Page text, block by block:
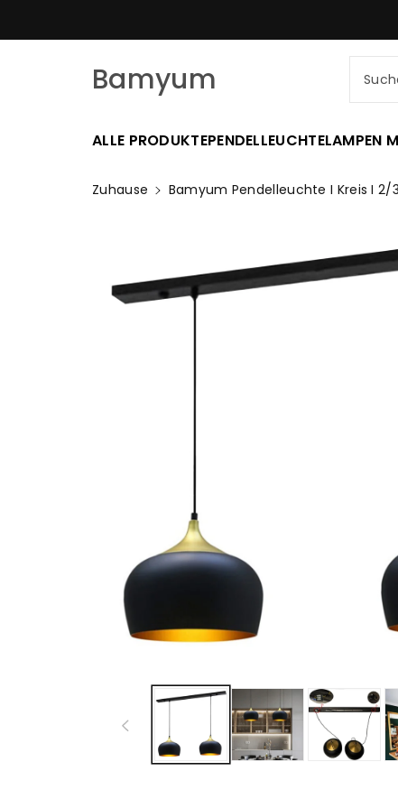
Bamyum
ALLE PRODUKTEPENDELLEUCHTELAMPEN
Zuhause
Bamyum Pendelleuchte I Kreis I